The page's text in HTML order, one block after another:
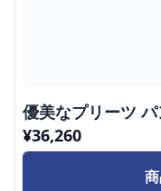
優美なプリーツ
¥36,260